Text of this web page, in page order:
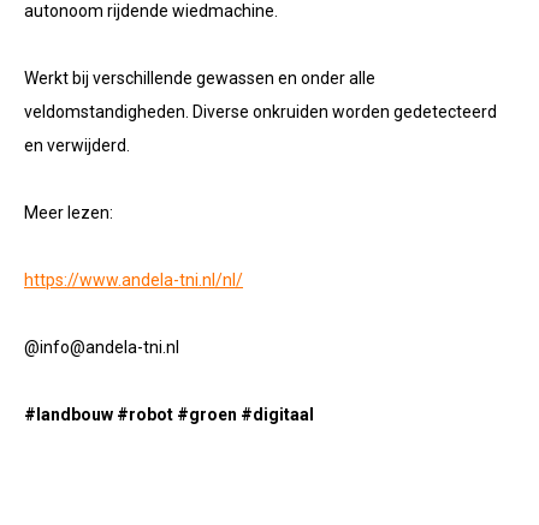
autonoom rijdende wiedmachine.
Werkt bij verschillende gewassen en onder alle
veldomstandigheden. Diverse onkruiden worden gedetecteerd
en verwijderd.
Meer lezen:
https://www.andela-tni.nl/nl/
@info@andela-tni.nl
#landbouw #robot #groen #digitaal